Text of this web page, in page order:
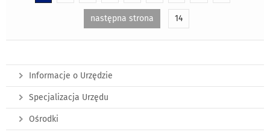
następna strona 14
Informacje o Urzędzie
Specjalizacja Urzędu
Ośrodki